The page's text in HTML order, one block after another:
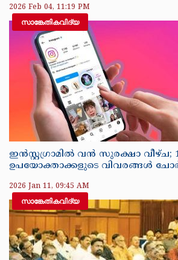
2026 Feb 04, 11:19 PM
സാങ്കേതികവിദ്യ
ഇൻസ്റ്റഗ്രാമിൽ വൻ സുരക്ഷാ വീഴ്ച;
ഉപയോക്താക്കളുടെ വിവരങ്ങൾ
2026 Jan 11, 09:45 AM
സാങ്കേതികവിദ്യ